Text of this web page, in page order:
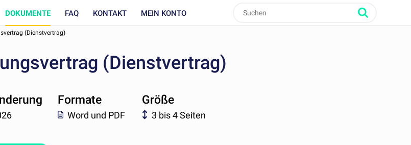
DOKUMENTE FAQ KONTAKT MEIN KONTO
(Dienstvertrag)
(Dienstvertrag)
Formate
Word und PDF
Größe
3 bis 4 Seiten